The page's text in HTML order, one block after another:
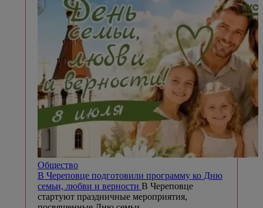
Общество
В Череповце подготовили программу ко Дню
семьи, любви и верности В Череповце
стартуют праздничные мероприятия,